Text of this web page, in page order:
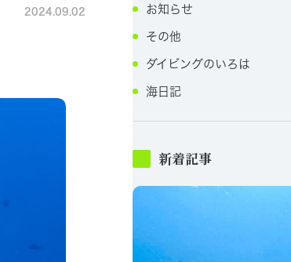
2024.09.02 お知らせ
その他
ダイビングのいろは
海日記
新着記事